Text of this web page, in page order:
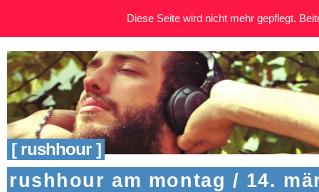
[ rushhour ]
rushhour am montag / 14.
Diese Seite wird nicht mehr gepflegt.